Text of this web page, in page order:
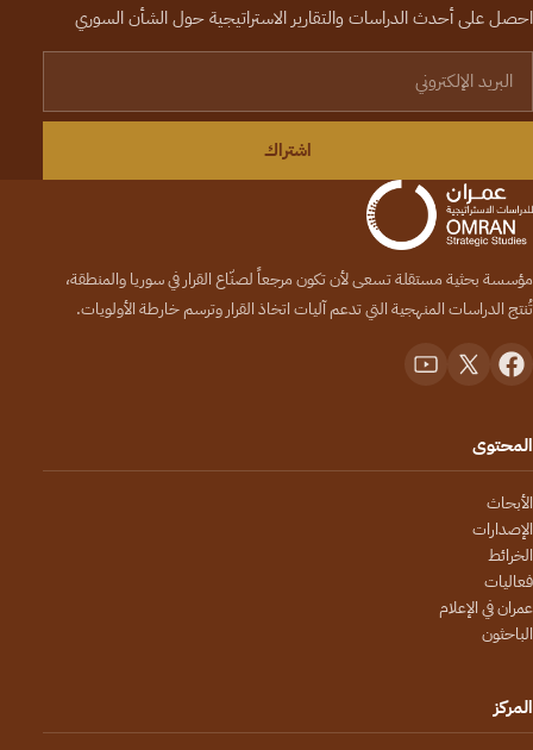
احصل على أحدث الدراسات والتقارير الاستراتيجية حول الشأن السوري
اشتراك
مؤسسة بحثية مستقلة تسعى لأن تكون مرجعاً لصنّاع القرار في سوريا والمنطقة،
تُنتج الدراسات المنهجية التي تدعم آليات اتخاذ القرار وترسم خارطة الأولويات.
المحتوى
الأبحاث
الإصدارات
الخرائط
فعاليات
عمران في الإعلام
الباحثون
المركز